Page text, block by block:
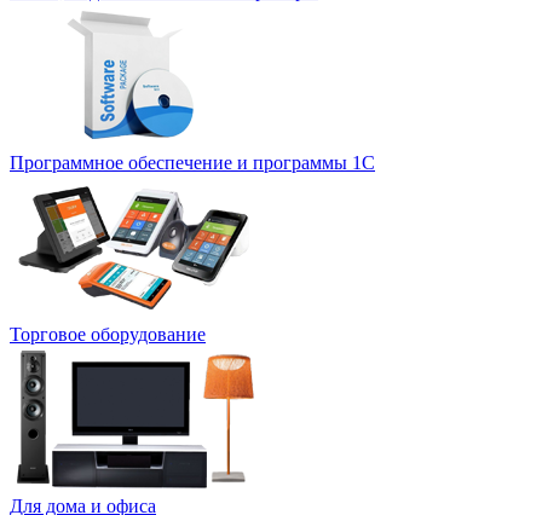
Программное обеспечение и программы 1С
Торговое оборудование
Для дома и офиса